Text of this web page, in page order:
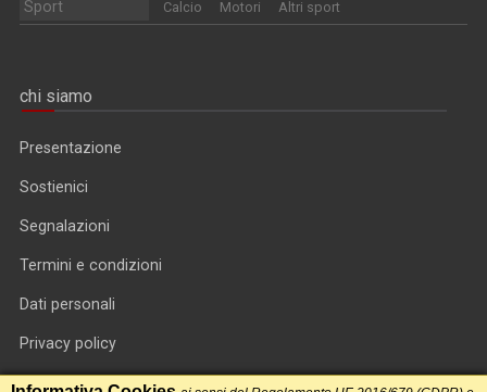
Sport Calcio Motori Altri sport
chi siamo
Presentazione
Sostienici
Segnalazioni
Termini e condizioni
Dati personali
Privacy policy
Informativa cookie